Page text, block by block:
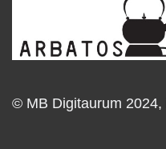
© MB Digitaurum 2024,